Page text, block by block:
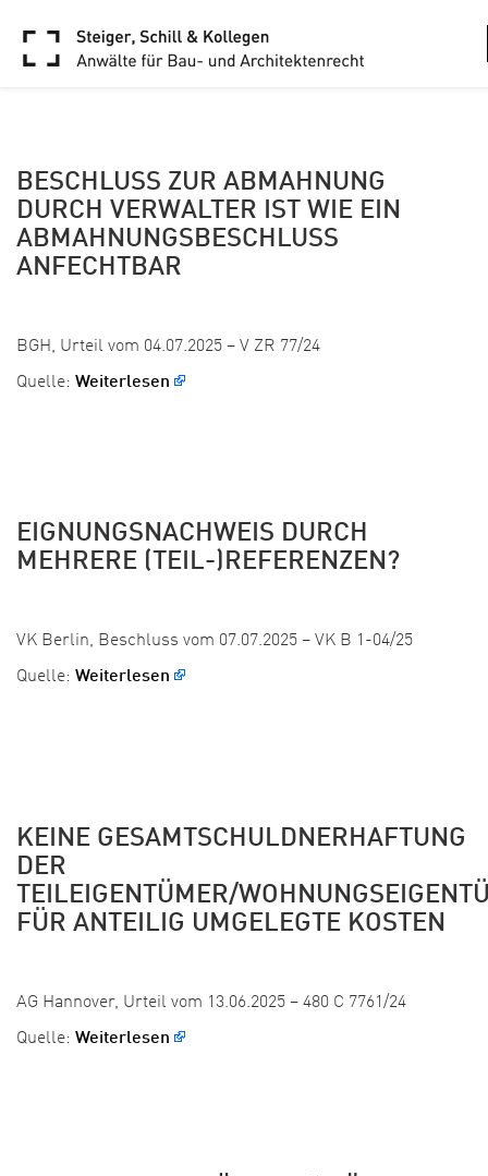
ARCHIVE
BESCHLUSS ZUR ABMAHNUNG
DURCH VERWALTER IST WIE EIN
ABMAHNUNGSBESCHLUSS
ANFECHTBAR
BGH, Urteil vom 04.07.2025 – V ZR 77/24
Quelle: Weiterlesen
EIGNUNGSNACHWEIS DURCH
MEHRERE (TEIL-)REFERENZEN?
VK Berlin, Beschluss vom 07.07.2025 – VK B 1-04/25
Quelle: Weiterlesen
KEINE GESAMTSCHULDNERHAFTUNG
DER
TEILEIGENTÜMER/
FÜR ANTEILIG UMGELEGTE KOSTEN
AG Hannover, Urteil vom 13.06.2025 – 480 C 7761/24
Quelle: Weiterlesen